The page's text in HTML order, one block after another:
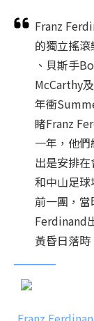
Franz
的獨立搖
、貝斯手
McCarthy
年衝
睹Franz
一年，他
出是安排
和中山足
前一團，
Ferdinand
黃昏日落時